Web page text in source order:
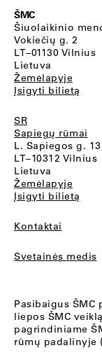
ŠMC
Šiuolaikinio
Vokiečių g. 2
LT–01130 Vilnius
Lietuva
Žemėlapyje
Įsigyti bilietą
SR
Sapiegų rūmai
L. Sapiegos g.
LT–10312 Vilnius
Lietuva
Žemėlapyje
Įsigyti bilietą
Kontaktai
Svetainės medis
Pasibaigus ŠMC
liepos ŠMC
pagrindiniame
rūmų padalinyje